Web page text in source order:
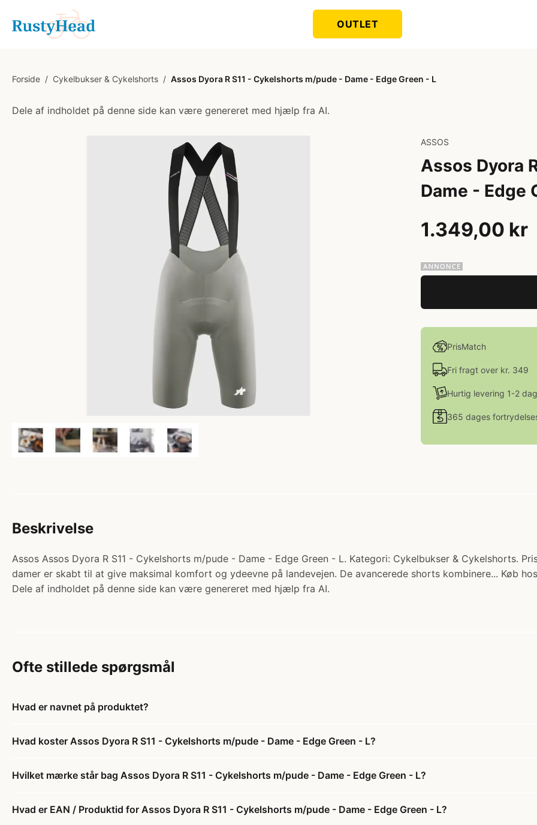
OUTLET
Forside / Cykelbukser & Cykelshorts / Assos Dyora R S11 - Cykelshorts m/pude - Dame - Edge Green - L
Dele af indholdet på denne side kan være genereret med hjælp fra AI.
ASSOS
Assos Dyora
Dame - Edge
1.349,00 kr
PrisMatch
Fri fragt over kr. 349
Hurtig levering 1-2
365 dages
Beskrivelse
Assos Assos Dyora R S11 - Cykelshorts m/pude - Dame - Edge Green - L. Kategori: Cykelbukser & Cykelshorts.
damer er skabt til at give maksimal komfort og ydeevne på landevejen. De avancerede shorts kombinere... Køb
Dele af indholdet på denne side kan være genereret med hjælp fra AI.
Ofte stillede spørgsmål
Hvad er navnet på produktet?
Hvad koster Assos Dyora R S11 - Cykelshorts m/pude - Dame - Edge Green - L?
Hvilket mærke står bag Assos Dyora R S11 - Cykelshorts m/pude - Dame - Edge Green - L?
Hvad er EAN / Produktid for Assos Dyora R S11 - Cykelshorts m/pude - Dame - Edge Green - L?